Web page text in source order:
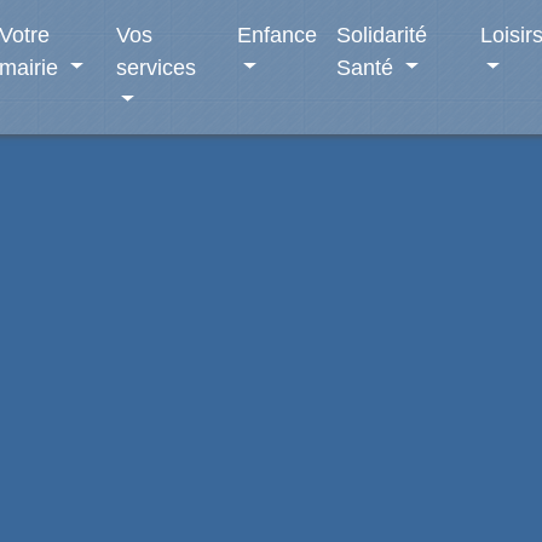
Votre
mairie
Vos
services
Enfance
Solidarité
Santé
Loisirs